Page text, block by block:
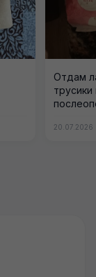
Отдам
трусики
20.07.2026